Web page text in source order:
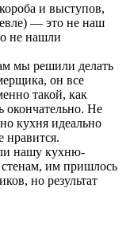
и выступов,
— это не наш
не нашли
мы решили делать
он все
такой, как
окончательно. Не
кухня идеально
нравится.
нашу кухню-
им пришлось
но результат